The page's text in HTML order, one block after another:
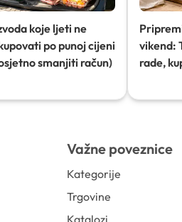
koje ljeti ne
po punoj cijeni
smanjiti račun)
vikend:
rade,
Važne poveznice
Kategorije
Trgovine
Katalozi